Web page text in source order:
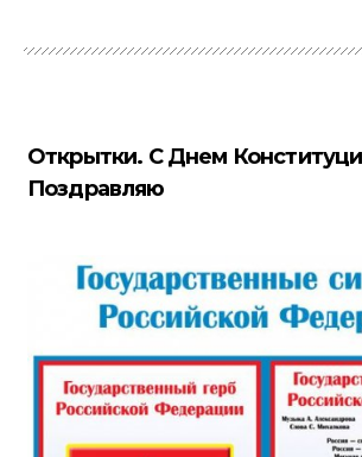
Открытки. С Днем
Поздравляю